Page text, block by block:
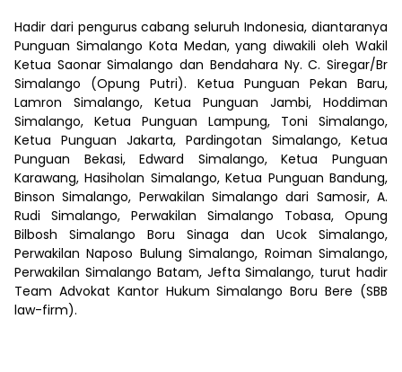
Hadir dari pengurus cabang seluruh Indonesia, diantaranya
Punguan Simalango Kota Medan, yang diwakili oleh Wakil
Ketua Saonar Simalango dan Bendahara Ny. C. Siregar/Br
Simalango (Opung Putri). Ketua Punguan Pekan Baru,
Lamron Simalango, Ketua Punguan Jambi, Hoddiman
Simalango, Ketua Punguan Lampung, Toni Simalango,
Ketua Punguan Jakarta, Pardingotan Simalango, Ketua
Punguan Bekasi, Edward Simalango, Ketua Punguan
Karawang, Hasiholan Simalango, Ketua Punguan Bandung,
Binson Simalango, Perwakilan Simalango dari Samosir, A.
Rudi Simalango, Perwakilan Simalango Tobasa, Opung
Bilbosh Simalango Boru Sinaga dan Ucok Simalango,
Perwakilan Naposo Bulung Simalango, Roiman Simalango,
Perwakilan Simalango Batam, Jefta Simalango, turut hadir
Team Advokat Kantor Hukum Simalango Boru Bere (SBB
law-firm).